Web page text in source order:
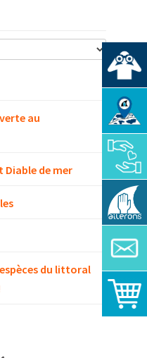
au
Diable de mer
du littoral